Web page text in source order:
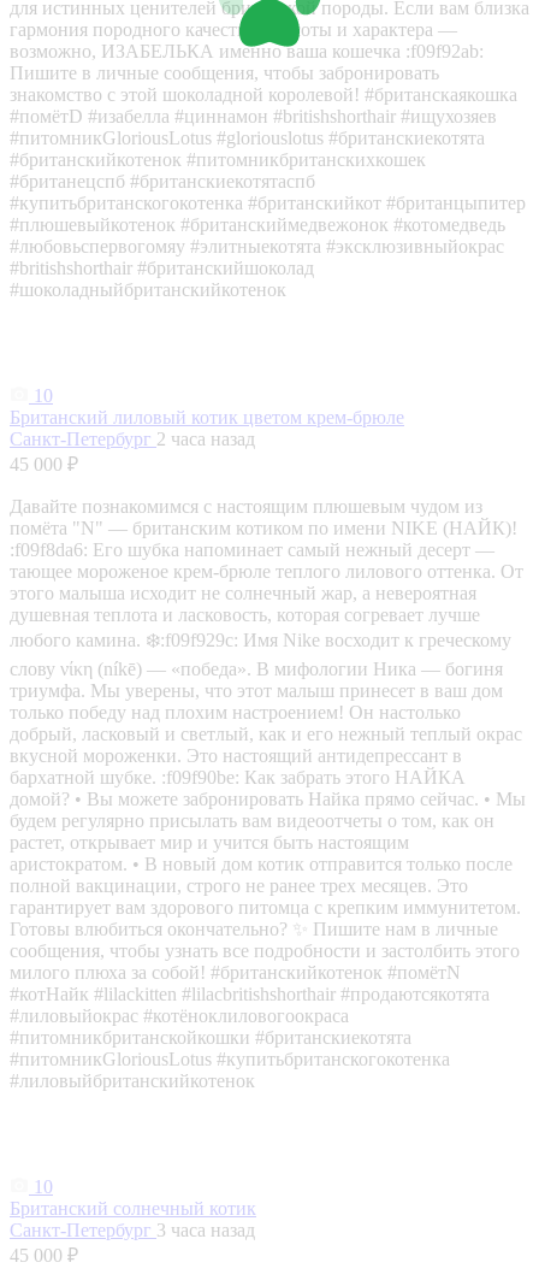
для истинных ценителей британской породы. Если вам близка
гармония породного качества, красоты и характера —
возможно, ИЗАБЕЛЬКА именно ваша кошечка :f09f92ab:
Пишите в личные сообщения, чтобы забронировать
знакомство с этой шоколадной королевой! #британскаякошка
#помётD #изабелла #циннамон #britishshorthair #ищухозяев
#питомникGloriousLotus #gloriouslotus #британскиекотята
#британскийкотенок #питомникбританскихкошек
#британецспб #британскиекотятаспб
#купитьбританскогокотенка #британскийкот #британцыпитер
#плюшевыйкотенок #британскиймедвежонок #котомедведь
#любовьспервогомяу #элитныекотята #эксклюзивныйокрас
#britishshorthair #британскийшоколад
#шоколадныйбританскийкотенок
10
Британский лиловый котик цветом крем-брюле
Санкт-Петербург 2 часа назад
45 000 ₽
Давайте познакомимся с настоящим плюшевым чудом из
помёта "N" — британским котиком по имени NIKE (НАЙК)!
:f09f8da6: Его шубка напоминает самый нежный десерт —
тающее мороженое крем-брюле теплого лилового оттенка. От
этого малыша исходит не солнечный жар, а невероятная
душевная теплота и ласковость, которая согревает лучше
любого камина. ❄️:f09f929c: Имя Nike восходит к греческому
слову νίκη (níkē) — «победа». В мифологии Ника — богиня
триумфа. Мы уверены, что этот малыш принесет в ваш дом
только победу над плохим настроением! Он настолько
добрый, ласковый и светлый, как и его нежный теплый окрас
вкусной мороженки. Это настоящий антидепрессант в
бархатной шубке. :f09f90be: Как забрать этого НАЙКА
домой? • Вы можете забронировать Найка прямо сейчас. • Мы
будем регулярно присылать вам видеоотчеты о том, как он
растет, открывает мир и учится быть настоящим
аристократом. • В новый дом котик отправится только после
полной вакцинации, строго не ранее трех месяцев. Это
гарантирует вам здорового питомца с крепким иммунитетом.
Готовы влюбиться окончательно? ✨ Пишите нам в личные
сообщения, чтобы узнать все подробности и застолбить этого
милого плюха за собой! #британскийкотенок #помётN
#котНайк #lilackitten #lilacbritishshorthair #продаютсякотята
#лиловыйокрас #котёноклиловогоокраса
#питомникбританскойкошки #британскиекотята
#питомникGloriousLotus #купитьбританскогокотенка
#лиловыйбританскийкотенок
10
Британский солнечный котик
Санкт-Петербург 3 часа назад
45 000 ₽